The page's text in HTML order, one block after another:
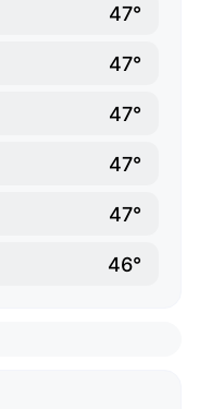
47°
47°
47°
47°
47°
46°